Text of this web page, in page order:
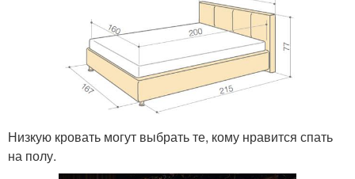
Низкую кровать могут выбрать те, кому нравится спать
на полу.